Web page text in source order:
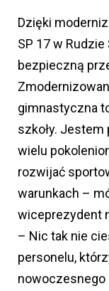
Dzięki
SP 17 w
bezpieczną
gimnastyczna
szkoły. Jestem
wielu
rozwijać
warunkach –
wiceprezydent
– Nic tak nie
personelu,
nowoczesnego